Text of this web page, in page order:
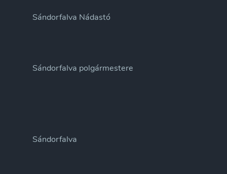
Sándorfalva Nádastó
Sándorfalva polgármestere
Sándorfalva